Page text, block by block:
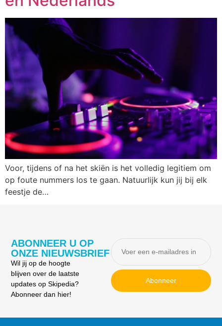
Voor, tijdens of na het skiën is het volledig legitiem om
op foute nummers los te gaan. Natuurlijk kun jij bij elk
feestje de…
ABONNEER U OP
ONZE NIEUWSBRIEF
Wil jij op de hoogte
blijven over de laatste
updates op Skipedia?
Abonneer dan hier!
Abonneer